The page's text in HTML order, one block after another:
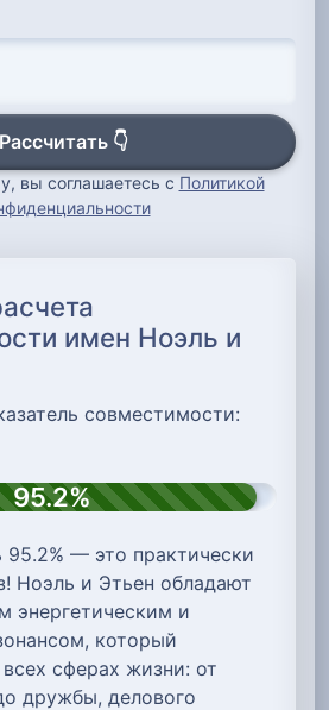
Рассчитать 👇
вы соглашаетесь с Политикой
имен Ноэль и
совместимости:
95.2%
— это практически
Ноэль и Этьен обладают
энергетическим и
который
сферах жизни: от
дружбы, делового